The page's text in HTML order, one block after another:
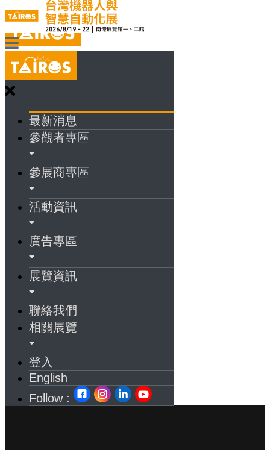
最新消息
參觀者專區
參展商專區
活動資訊
廣告專區
展覽資訊
聯絡我們
相關展覽
登入
English
Follow :